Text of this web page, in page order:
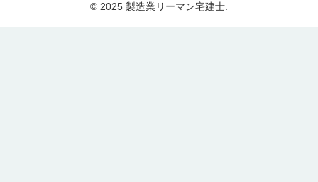
© 2025 製造業リーマン宅建士.